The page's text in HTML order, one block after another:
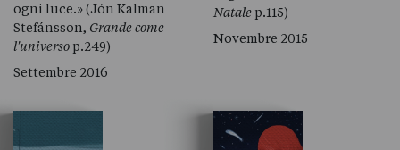
ogni luce.» (Jón Kalman
Stefánsson, Grande come
l'universo p.249)
Settembre 2016
Natale p.115)
Novembre 2015